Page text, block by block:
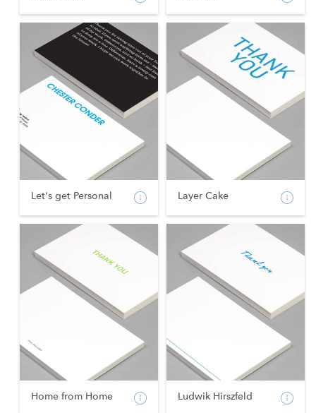
Let's get Personal Layer Cake
Home from Home Ludwik Hirszfeld